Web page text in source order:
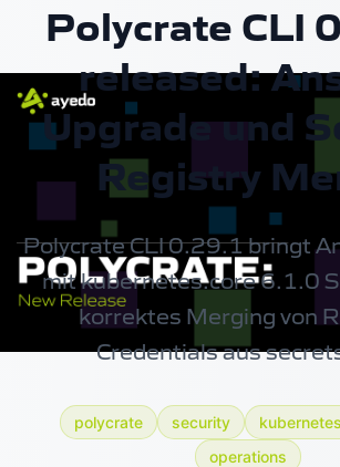
Polycrate CLI
released:
Upgrade und
Registry
Polycrate CLI 0.29.1 bringt
mit kubernetes.core 6.1.0
korrektes Merging von
Credentials aus
polycrate security kubernetes
operations